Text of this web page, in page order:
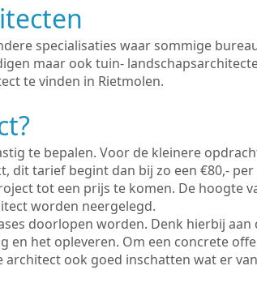
specialisaties waar sommige
maar ook tuin-
te vinden in Rietmolen.
te bepalen. Voor de kleinere
dit tarief begint dan bij zo een €80,-
tot een prijs te komen. De hoogte
worden neergelegd.
doorlopen worden. Denk hierbij
het opleveren. Om een concrete
ook goed inschatten wat er